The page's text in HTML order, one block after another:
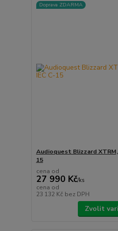
Doprava ZDARMA
Audioquest Blizzard
15
cena od
27 990 Kč/ks
cena od
23 132 Kč bez DPH
Zvolit